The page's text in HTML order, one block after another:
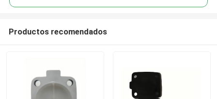
Productos recomendados